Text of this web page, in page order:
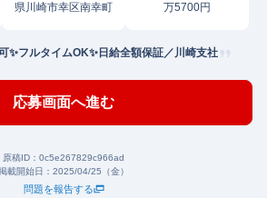
県川崎市幸区南幸町
万5700円
✨フルタイムOK✨日給全額保証／川崎支社
応募画面へ進む
原稿ID： 0c5e267829c966ad
載開始日： 2025/04/25（金）
問題を報告する